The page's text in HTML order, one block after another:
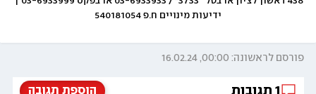
ידיעות מינויים ח.פ 540181054
פורסם לראשונה: 00:00, 16.02.24
הוספת תגובה 1 תגובות